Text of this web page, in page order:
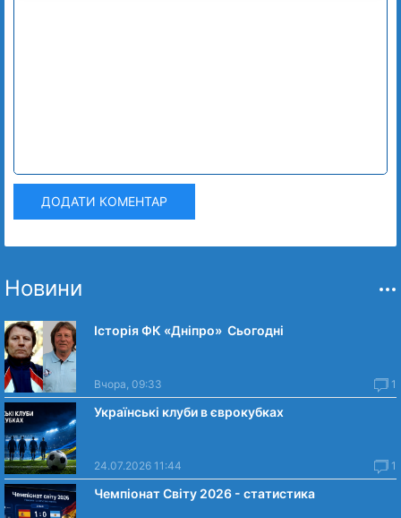
ДОДАТИ КОМЕНТАР
Новини
Історія ФК «Дніпро» Сьогодні
Вчора, 09:33 1
Українські клуби в єврокубках
24.07.2026 11:44 1
Чемпіонат Світу 2026 - статистика